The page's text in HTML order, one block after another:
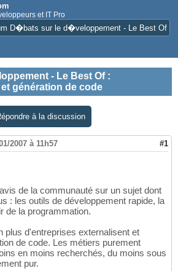
et IT Pro
D�bats sur le d�veloppement - Le Best Of
- Le Best Of:
génération de code
à la discussion
2007 à 11h57 #1
de la communauté sur un sujet dont
: les outils de développement rapide, la
de la programmation.
plus d'entreprises externalisent et
de code. Les métiers purement
en moins recherchés, du moins sous
pur.